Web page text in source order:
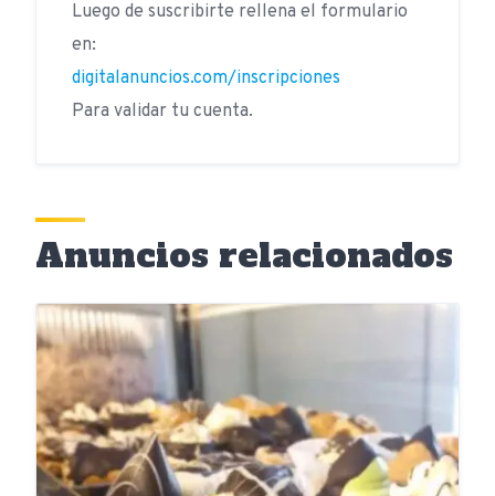
Luego de suscribirte rellena el formulario
en:
digitalanuncios.com/inscripciones
Para validar tu cuenta.
Anuncios relacionados